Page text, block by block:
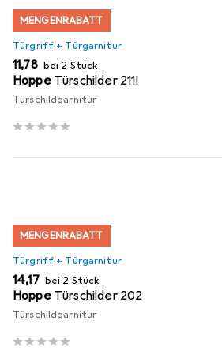
MENGENRABATT
Türgriff + Türgarnitur
EUR
11,78 bei 2 Stück
Hoppe Türschilder 211I
Türschildgarnitur
MENGENRABATT
Türgriff + Türgarnitur
EUR
14,17 bei 2 Stück
Hoppe Türschilder 202
Türschildgarnitur